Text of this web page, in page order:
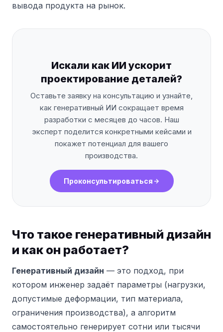
вывода продукта на рынок.
Искали как ИИ ускорит
проектирование деталей?
Оставьте заявку на консультацию и узнайте,
как генеративный ИИ сокращает время
разработки с месяцев до часов. Наш
эксперт поделится конкретными кейсами и
покажет потенциал для вашего
производства.
Проконсультироваться
Что такое генеративный дизайн
и как он работает?
Генеративный дизайн — это подход, при
котором инженер задаёт параметры (нагрузки,
допустимые деформации, тип материала,
ограничения производства), а алгоритм
самостоятельно генерирует сотни или тысячи